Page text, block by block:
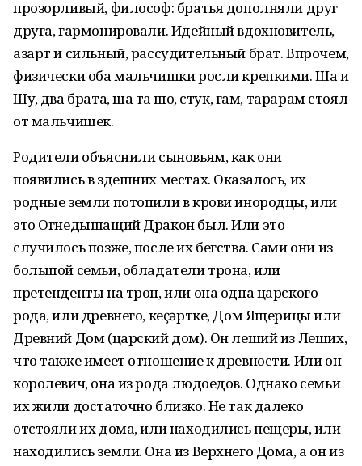
прозорливый, философ: братья дополняли друг
друга, гармонировали. Идейный вдохновитель,
азарт и сильный, рассудительный брат. Впрочем,
физически оба мальчишки росли крепкими. Шаҡ и
Шуҡ, два брата, шаҡ та шоҡ, стук, гам, тарарам стоял
от мальчишек.
Родители объяснили сыновьям, как они
появились в здешних местах. Оказалось, их
родные земли потопили в крови инородцы, или
это Огнедышащий Дракон был. Или это
случилось позже, после их бегства. Сами они из
большой семьи, обладатели трона, или
претенденты на трон, или она одна царского
рода, или древнего, кеҫәртке, Дом Ящерицы или
Древний Дом (царский дом). Он леший из Леших,
что также имеет отношение к древности. Или он
королевич, она из рода людоедов. Однако семьи
их жили достаточно близко. Не так далеко
отстояли их дома, или находились пещеры, или
находились земли. Она из Верхнего Дома, а он из